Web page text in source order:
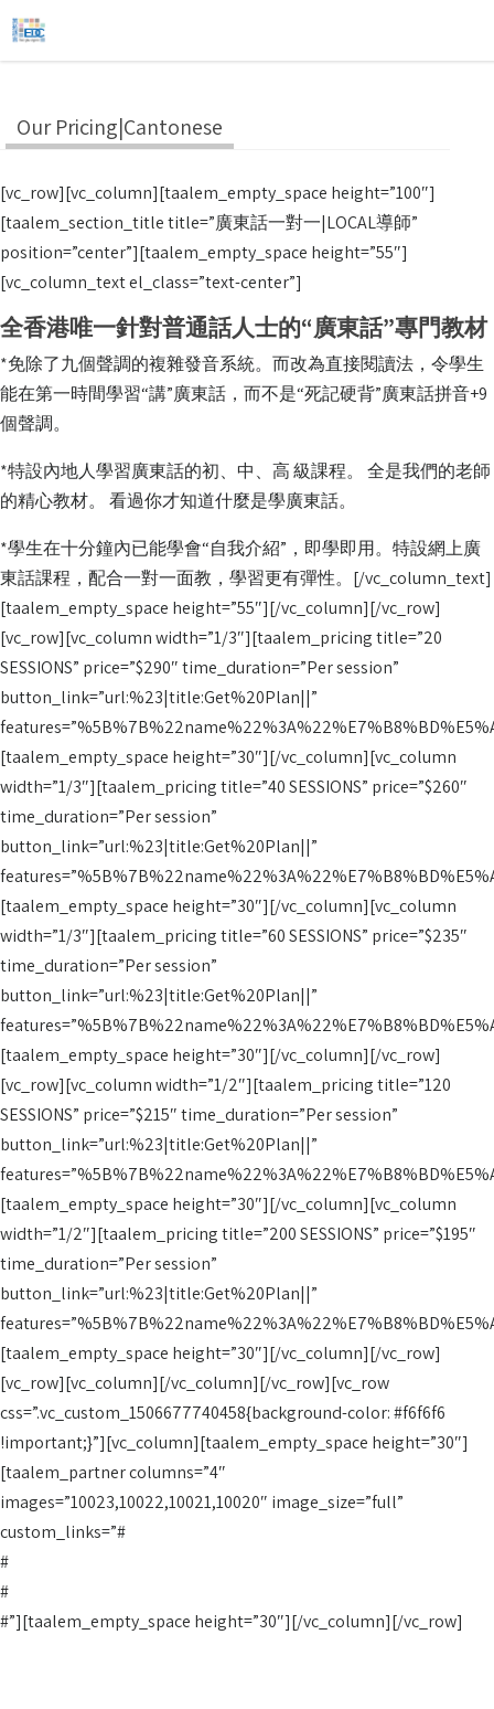
Our Pricing|Cantonese
[vc_row][vc_column][taalem_empty_space height=”100″]
[taalem_section_title title=”廣東話一對一|LOCAL導師”
position=”center”][taalem_empty_space height=”55″]
[vc_column_text el_class=”text-center”]
全香港唯一針對普通話人士的“廣東話”專門教材
*免除了九個聲調的複雜發音系統。而改為直接閱讀法，令學生
能在第一時間學習“講”廣東話，而不是“死記硬背”廣東話拼音+9
個聲調。
*特設內地人學習廣東話的初、中、高 級課程。 全是我們的老師
的精心教材。 看過你才知道什麼是學廣東話。
*學生在十分鐘內已能學會“自我介紹”，即學即用。特設網上廣
東話課程，配合一對一面教，學習更有彈性。[/vc_column_text]
[taalem_empty_space height=”55″][/vc_column][/vc_row]
[vc_row][vc_column width=”1/3″][taalem_pricing title=”20
SESSIONS” price=”$290″ time_duration=”Per session”
button_link=”url:%23|title:Get%20Plan||”
[taalem_empty_space height=”30″][/vc_column][vc_column
width=”1/3″][taalem_pricing title=”40 SESSIONS” price=”$260″
time_duration=”Per session”
button_link=”url:%23|title:Get%20Plan||”
[taalem_empty_space height=”30″][/vc_column][vc_column
width=”1/3″][taalem_pricing title=”60 SESSIONS” price=”$235″
time_duration=”Per session”
button_link=”url:%23|title:Get%20Plan||”
[taalem_empty_space height=”30″][/vc_column][/vc_row]
[vc_row][vc_column width=”1/2″][taalem_pricing title=”120
SESSIONS” price=”$215″ time_duration=”Per session”
button_link=”url:%23|title:Get%20Plan||”
[taalem_empty_space height=”30″][/vc_column][vc_column
width=”1/2″][taalem_pricing title=”200 SESSIONS” price=”$195″
time_duration=”Per session”
button_link=”url:%23|title:Get%20Plan||”
[taalem_empty_space height=”30″][/vc_column][/vc_row]
[vc_row][vc_column][/vc_column][/vc_row][vc_row
css=”.vc_custom_1506677740458{background-color: #f6f6f6
!important;}”][vc_column][taalem_empty_space height=”30″]
[taalem_partner columns=”4″
images=”10023,10022,10021,10020″ image_size=”full”
custom_links=”#
#
#
#”][taalem_empty_space height=”30″][/vc_column][/vc_row]